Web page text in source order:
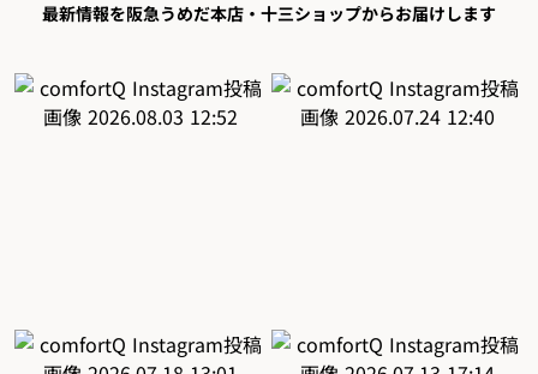
最新情報を阪急うめだ本店・十三ショップからお届けします